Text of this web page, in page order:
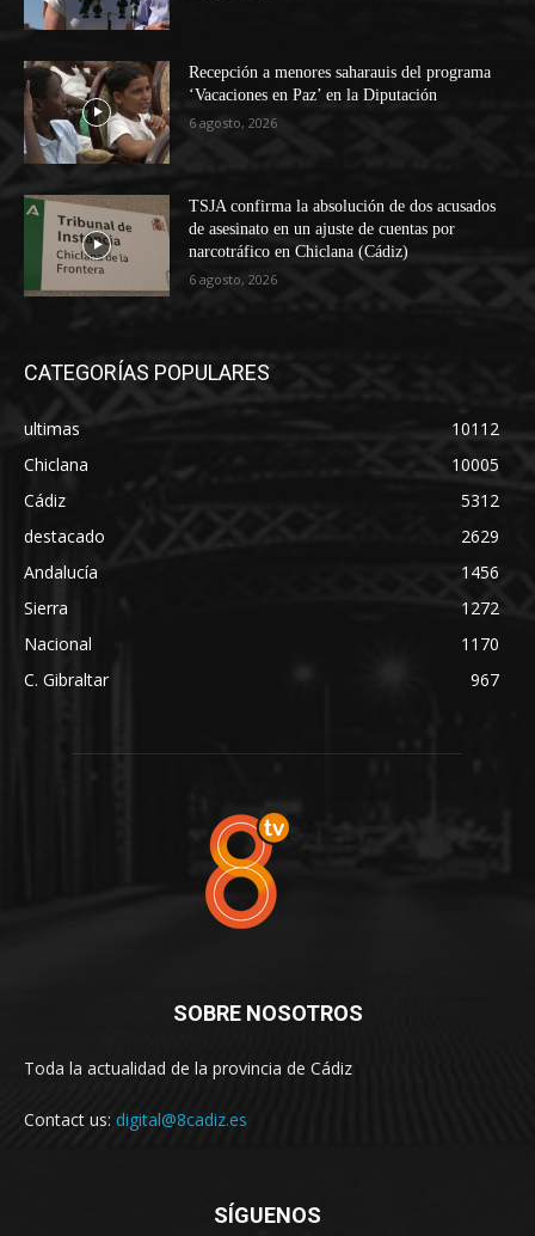
Recepción a menores saharauis del programa
‘Vacaciones en Paz’ en la Diputación
6 agosto, 2026
TSJA confirma la absolución de dos acusados
de asesinato en un ajuste de cuentas por
narcotráfico en Chiclana (Cádiz)
6 agosto, 2026
CATEGORÍAS POPULARES
ultimas
10112
Chiclana
10005
Cádiz
5312
destacado
2629
Andalucía
1456
Sierra
1272
Nacional
1170
C. Gibraltar
967
SOBRE NOSOTROS
Toda la actualidad de la provincia de Cádiz
Contact us: digital@8cadiz.es
SÍGUENOS